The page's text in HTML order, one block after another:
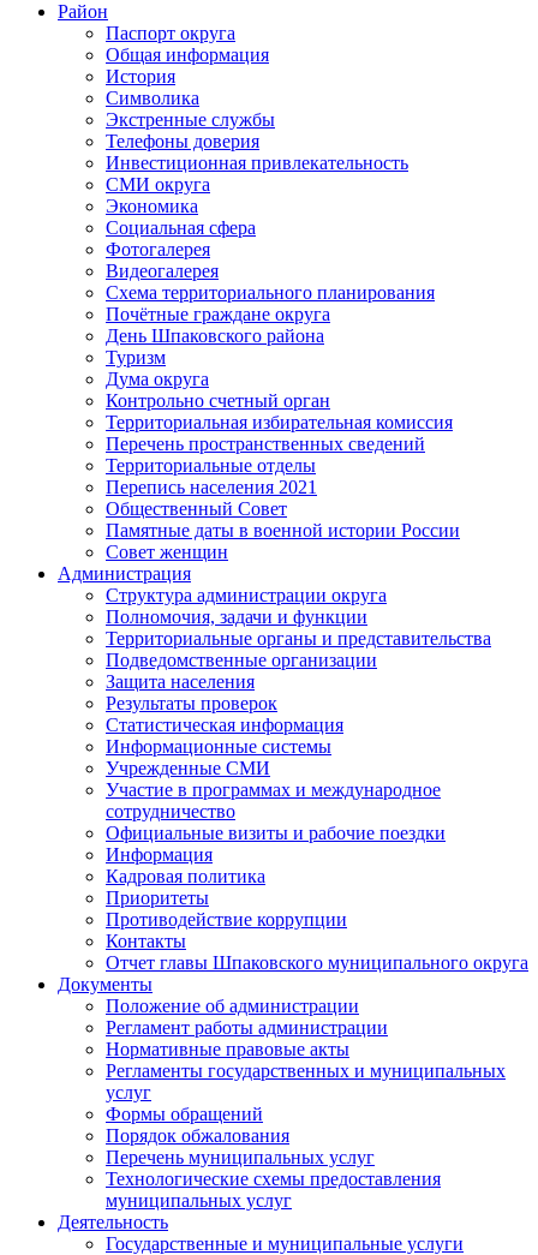
Район
Паспорт округа
Общая информация
История
Символика
Экстренные службы
Телефоны доверия
Инвестиционная привлекательность
СМИ округа
Экономика
Социальная сфера
Фотогалерея
Видеогалерея
Схема территориального планирования
Почётные граждане округа
День Шпаковского района
Туризм
Дума округа
Контрольно счетный орган
Территориальная избирательная комиссия
Перечень пространственных сведений
Территориальные отделы
Перепись населения 2021
Общественный Совет
Памятные даты в военной истории России
Совет женщин
Администрация
Структура администрации округа
Полномочия, задачи и функции
Территориальные органы и представительства
Подведомственные организации
Защита населения
Результаты проверок
Статистическая информация
Информационные системы
Учрежденные СМИ
Участие в программах и международное
сотрудничество
Официальные визиты и рабочие поездки
Информация
Кадровая политика
Приоритеты
Противодействие коррупции
Контакты
Отчет главы Шпаковского муниципального округа
Документы
Положение об администрации
Регламент работы администрации
Нормативные правовые акты
Регламенты государственных и муниципальных
услуг
Формы обращений
Порядок обжалования
Перечень муниципальных услуг
Технологические схемы предоставления
муниципальных услуг
Деятельность
Государственные и муниципальные услуги